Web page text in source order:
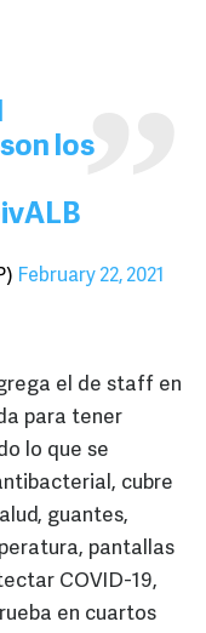
los
February 22, 2021
el de staff en
para tener
lo que se
cubre
guantes,
pantallas
COVID-19,
en cuartos